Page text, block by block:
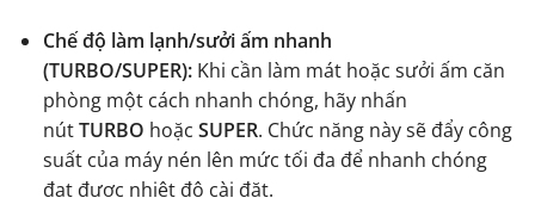
Chế độ làm lạnh/sưởi ấm nhanh
(TURBO/SUPER):Khi cần làm mát hoặc sưởi ấm căn
phòng một cách nhanh chóng, hãy nhấn
nútTURBO hoặc SUPER. Chức năng này sẽ đẩy công
suất của máy nén lên mức tối đa để nhanh chóng
đạt được nhiệt độ cài đặt.